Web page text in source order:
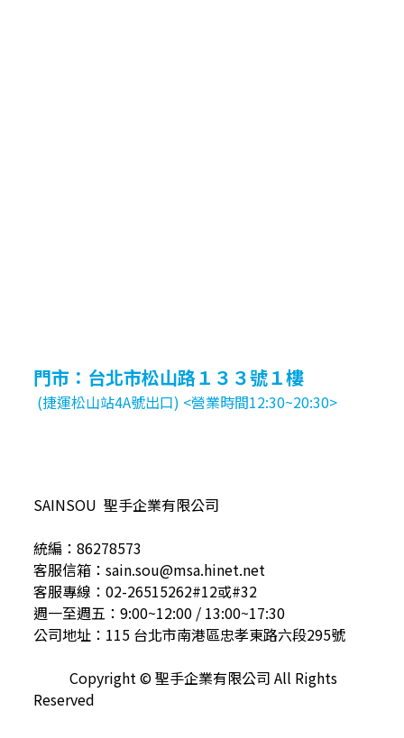
門市：台北市松山路１３３號１樓
(捷運松山站4A號出口) <營業時間12:30~20:30>
SAINSOU 聖手企業有限公司
統編：86278573
客服信箱：sain.sou@msa.hinet.net
客服專線：02-26515262#12或#32
週一至週五：9:00~12:00 / 13:00~17:30
公司地址：115 台北市南港區忠孝東路六段295號
Copyright © 聖手企業有限公司 All Rights
Reserved